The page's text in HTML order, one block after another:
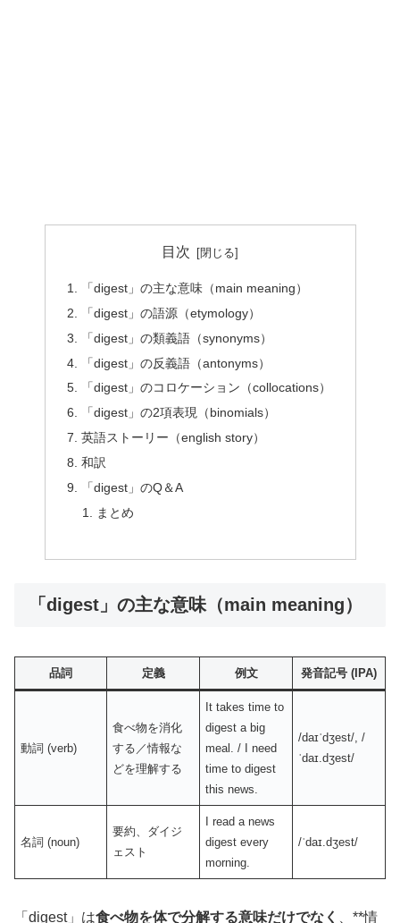
目次
「digest」の主な意味（main meaning）
「digest」の語源（etymology）
「digest」の類義語（synonyms）
「digest」の反義語（antonyms）
「digest」のコロケーション（collocations）
「digest」の2項表現（binomials）
英語ストーリー（english story）
和訳
「digest」のQ＆A
まとめ
「digest」の主な意味（main meaning）
品詞 定義 例文 発音記号 (IPA)
動詞 (verb)
食べ物を消化
する／情報な
どを理解する
It takes time to
digest a big
meal. / I need
time to digest
this news.
/daɪˈdʒest/, /
ˈdaɪ.dʒest/
名詞 (noun)
要約、ダイジ
ェスト
I read a news
digest every
morning.
/ˈdaɪ.dʒest/
「digest」は食べ物を体で分解する意味だけでなく 、**情